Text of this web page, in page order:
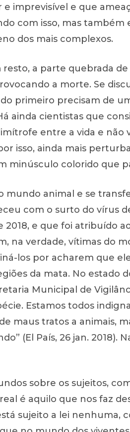
imprevisível e que
com isso, mas também
dos mais complexos.
a parte quebrada
a morte. Se
primeiro precisam de
ainda cientistas que
entre a vida e não
isso, ainda mais
minúsculo colorido que
animal e se
com o surto do vírus
2018, e que foi atribuído
na verdade, vítimas do
los por acharem que
da mata. No estado
Municipal de
Estamos todos
maus tratos a animais,
(El País, 26 jan. 2018).
sobre os sujeitos,
é aquilo que nos faz
sujeito a lei nenhuma,